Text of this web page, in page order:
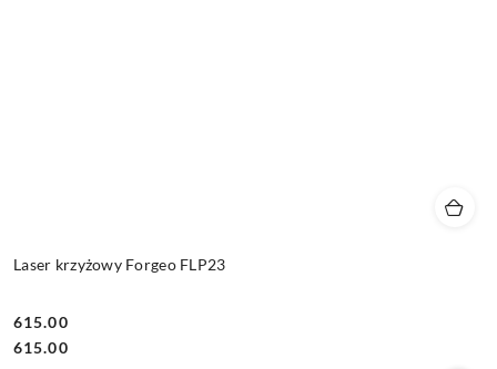
Laser krzyżowy Forgeo FLP23
Cena:
615.00
Cena:
615.00